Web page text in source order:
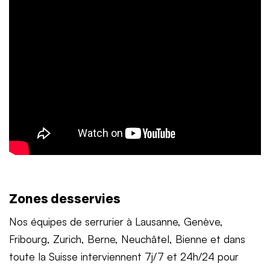
Zones desservies
Nos équipes de serrurier à Lausanne, Genève,
Fribourg, Zurich, Berne, Neuchâtel, Bienne et dans
toute la Suisse interviennent 7j/7 et 24h/24 pour